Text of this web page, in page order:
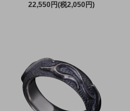
22,550円(税2,050円)